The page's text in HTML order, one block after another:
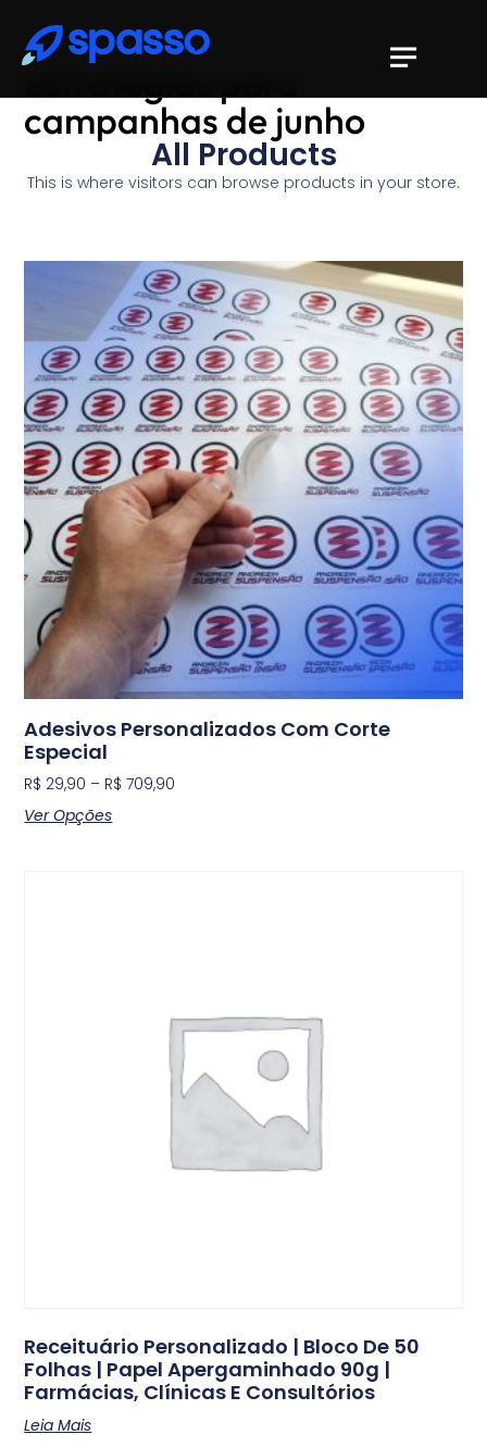
campanhas de junho
All Products
This is where visitors can browse products in your store.
Adesivos Personalizados Com Corte
Especial
R$ 29,90 – R$ 709,90
Ver Opções
Receituário Personalizado | Bloco De 50
Folhas | Papel Apergaminhado 90g |
Farmácias, Clínicas E Consultórios
Leia Mais